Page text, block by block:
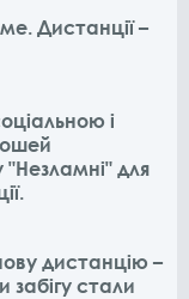
Дистанції –
і
для
дистанцію –
стали